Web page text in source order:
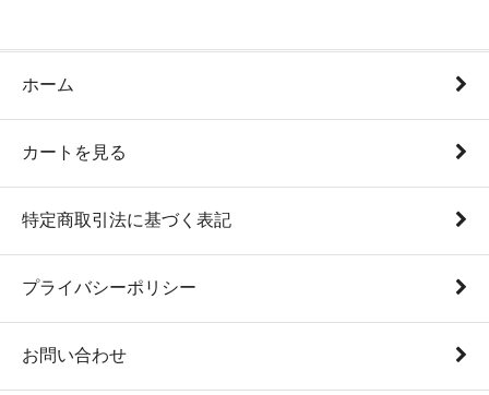
ホーム
カートを見る
特定商取引法に基づく表記
プライバシーポリシー
お問い合わせ